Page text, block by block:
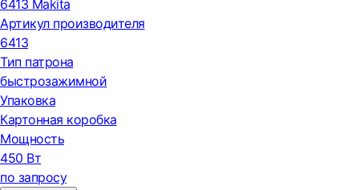
6413 Makita
Артикул производителя
6413
Тип патрона
быстрозажимной
Упаковка
Картонная коробка
Мощность
450 Вт
по запросу